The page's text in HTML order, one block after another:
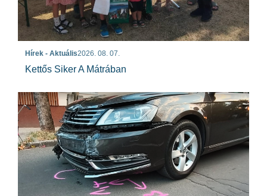
Hírek - Aktuális2026. 08. 07.
Kettős Siker A Mátrában